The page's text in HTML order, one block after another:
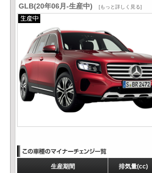
GLB(20年06月-生産中) [もっと詳しく見る]
生産期間 排気量(cc)